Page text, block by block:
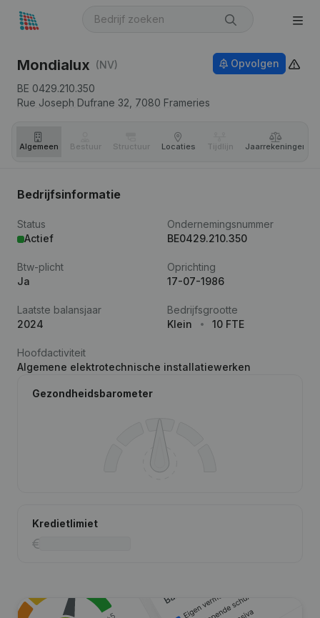
Mondialux (NV)
BE 0429.210.350
Rue Joseph Dufrane 32, 7080 Frameries
Opvolgen
Algemeen Bestuur Structuur Locaties Tijdlijn Jaar­rekeningen
Bedrijfsinformatie
Status
Actief
Ondernemingsnummer
BE0429.210.350
Btw-plicht
Ja
Oprichting
17-07-1986
Laatste balansjaar
2024
Bedrijfsgrootte
Klein
10 FTE
Hoofdactiviteit
Algemene elektrotechnische installatiewerken
Gezondheidsbarometer
Kredietlimiet